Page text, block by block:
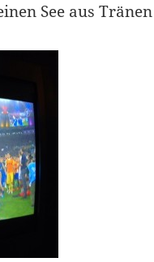
See aus